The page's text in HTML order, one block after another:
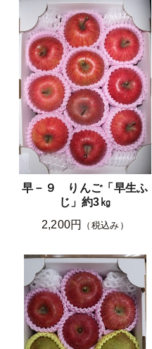
早－９ りんご「早生ふ
じ」約3㎏
2,200円
（税込み）